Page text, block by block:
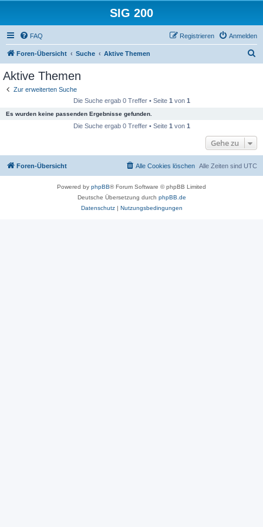
SIG 200
FAQ Anmelden
Registrieren
Foren-Übersicht Suche Aktive Themen
Aktive Themen
Zur erweiterten Suche
Die Suche ergab 0 Treffer • Seite 1 von 1
Es wurden keine passenden Ergebnisse gefunden.
Die Suche ergab 0 Treffer • Seite 1 von 1
Gehe zu
Foren-Übersicht Alle Zeiten sind UTC
Alle Cookies löschen
Powered by phpBB® Forum Software © phpBB Limited
Deutsche Übersetzung durch phpBB.de
Datenschutz| Nutzungsbedingungen